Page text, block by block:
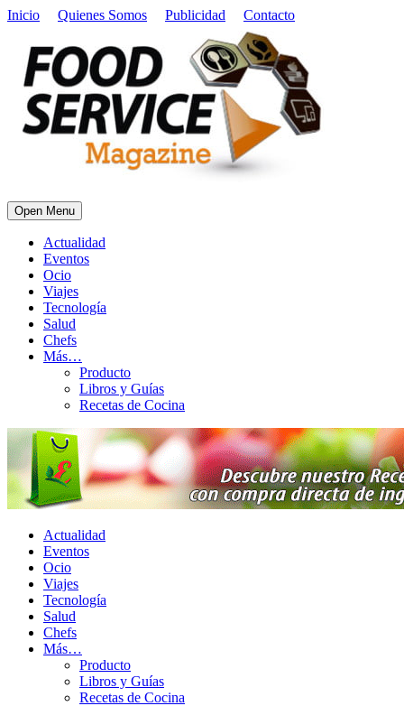
Inicio Quienes Somos Publicidad Contacto
Open Menu
Actualidad
Eventos
Ocio
Viajes
Tecnología
Salud
Chefs
Más…
Producto
Libros y Guías
Recetas de Cocina
Actualidad
Eventos
Ocio
Viajes
Tecnología
Salud
Chefs
Más…
Producto
Libros y Guías
Recetas de Cocina